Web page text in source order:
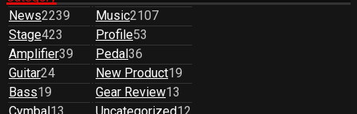
News2239 Music2107
Stage423 Profile53
Amplifier39 Pedal 36
Guitar24 New Product19
Bass19 Gear Review13